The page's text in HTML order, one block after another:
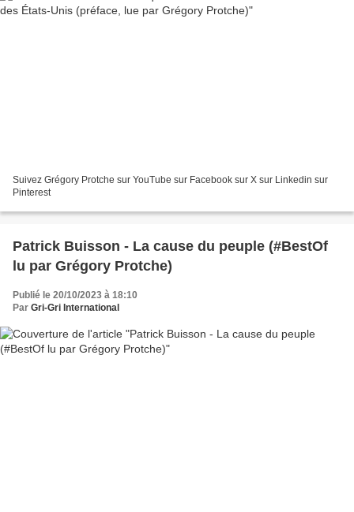
Suivez Grégory Protche sur YouTube sur Facebook sur X sur Linkedin sur
Pinterest
Patrick Buisson - La cause du peuple (#BestOf
lu par Grégory Protche)
Publié le 20/10/2023 à 18:10
Par Gri-Gri International